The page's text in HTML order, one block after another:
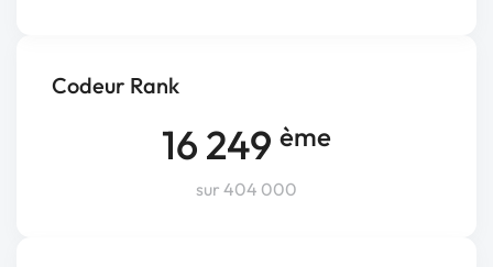
Codeur Rank
16 249 ème
sur 404 000